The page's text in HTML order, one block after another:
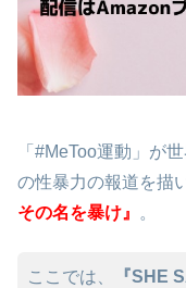
「#MeToo運動」が
の性暴力の報道を描
その名を暴け』
。
ここでは、
『SHE